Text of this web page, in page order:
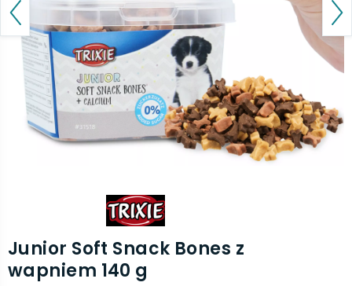
Junior Soft Snack Bones z
wapniem 140 g